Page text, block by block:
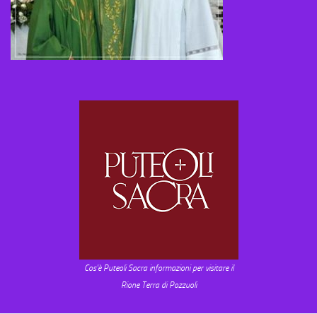
Cos'è Puteoli Sacra informazioni per visitare il
Rione Terra di Pozzuoli